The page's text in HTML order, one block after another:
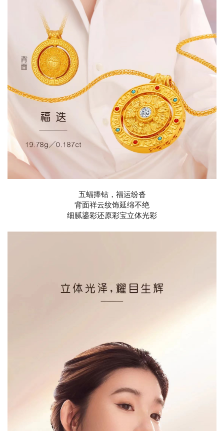
五蝠捧钻，福运纷沓
背面祥云纹饰延绵不绝
细腻鎏彩还原彩宝立体光彩